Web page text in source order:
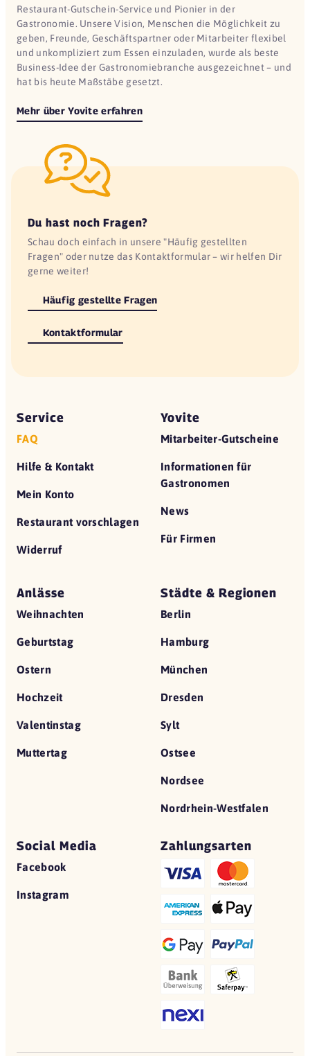
Restaurant-Gutschein-Service und Pionier in der
Gastronomie. Unsere Vision, Menschen die Möglichkeit zu
geben, Freunde, Geschäftspartner oder Mitarbeiter flexibel
und unkompliziert zum Essen einzuladen, wurde als beste
Business-Idee der Gastronomiebranche ausgezeichnet – und
hat bis heute Maßstäbe gesetzt.
Mehr über Yovite erfahren
Du hast noch Fragen?
Schau doch einfach in unsere "Häufig gestellten
Fragen" oder nutze das Kontaktformular – wir helfen Dir
gerne weiter!
Häufig gestellte Fragen
Kontaktformular
Service
FAQ
Hilfe & Kontakt
Mein Konto
Restaurant vorschlagen
Widerruf
Yovite
Mitarbeiter-Gutscheine
Informationen für
Gastronomen
News
Für Firmen
Anlässe
Weihnachten
Geburtstag
Ostern
Hochzeit
Valentinstag
Muttertag
Städte & Regionen
Berlin
Hamburg
München
Dresden
Sylt
Ostsee
Nordsee
Nordrhein-Westfalen
Social Media
Facebook
Instagram
Zahlungsarten